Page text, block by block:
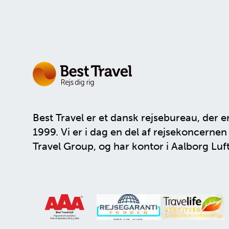
Best Travel er et dansk rejsebureau, der
1999. Vi er i dag en del af rejsekoncernen
Travel Group, og har kontor i Aalborg